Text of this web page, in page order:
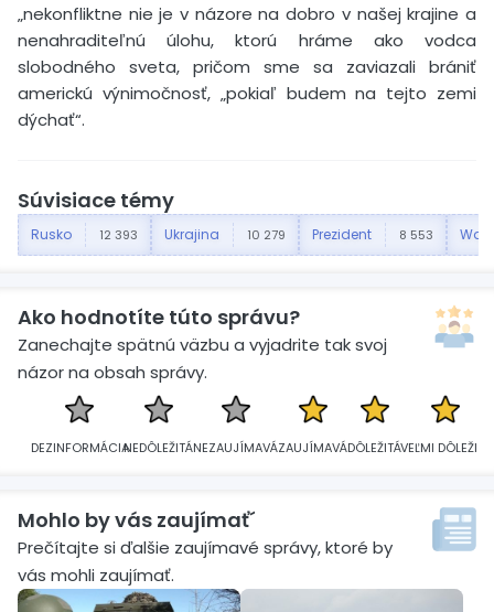
„nekonfliktne nie je v názore na dobro v našej krajine a
nenahraditeľnú úlohu, ktorú hráme ako vodca
slobodného sveta, pričom sme sa zaviazali brániť
americkú výnimočnosť, „pokiaľ budem na tejto zemi
dýchať“.
Súvisiace témy
Rusko 12 393 Ukrajina 10 279 Prezident 8 553
Ako hodnotíte túto správu?
Zanechajte spätnú väzbu a vyjadrite tak svoj
názor na obsah správy.
DEZINFORMÁCIANEDÔLEŽITÁNEZAUJÍMAVÁZAUJÍMAVÁDÔLEŽITÁVEĽMI DÔLEŽITÁ
Mohlo by vás zaujímať´
Prečítajte si ďalšie zaujímavé správy, ktoré by
vás mohli zaujímať.